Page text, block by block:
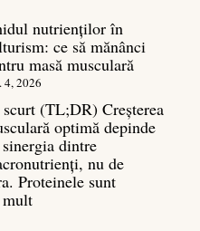
Ghid
complet
pentru
3D
nutrienților în
ce să mănânci
masă musculară
4, 2026
scurt (TL;DR) Creșterea
optimă depinde
dintre
nu de
Proteinele sunt
: